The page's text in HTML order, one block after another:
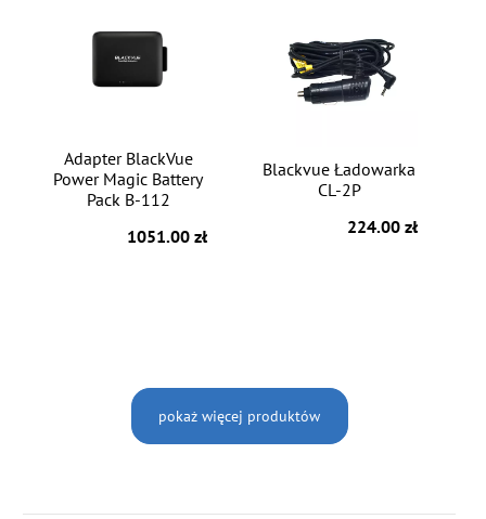
Adapter BlackVue
Power Magic Battery
Pack B-112
1051.00 zł
Blackvue Ładowarka
CL-2P
224.00 zł
pokaż więcej produktów